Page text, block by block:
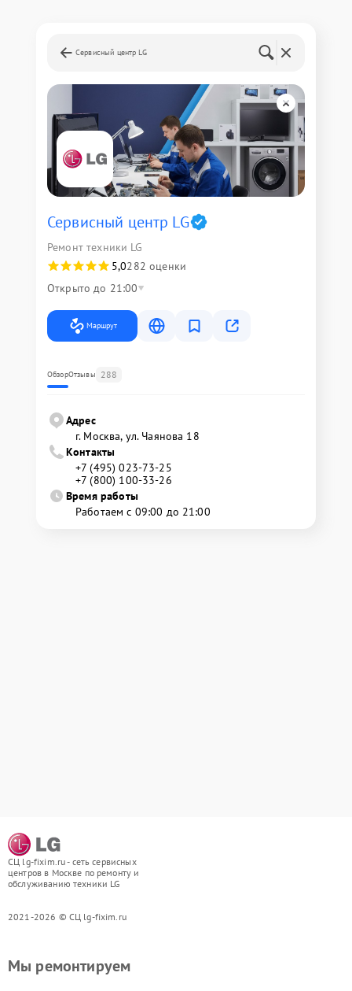
Сервисный центр LG
Сервисный центр LG
Ремонт техники LG
5,0282 оценки
Открыто до 21:00
Маршрут
ОбзорОтзывы 288
Адрес
г. Москва, ул. Чаянова 18
Контакты
+7 (495) 023-73-25
+7 (800) 100-33-26
Время работы
Работаем с 09:00 до 21:00
СЦ lg-fixim.ru - сеть сервисных
центров в Москве по ремонту и
обслуживанию техники LG
2021-2026 © СЦ lg-fixim.ru
Мы ремонтируем